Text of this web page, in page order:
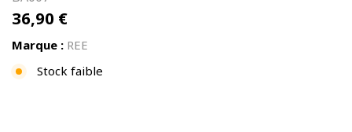
36,90 €
Marque : REE
Stock faible